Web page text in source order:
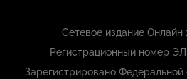
Сетевое издание
Регистрационный номер
Зарегистрировано